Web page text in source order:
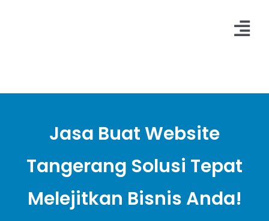
PORTFOLIO
ARTIKEL
HUBUNGI KAMI
Jasa Buat Website
Tangerang Solusi Tepat
Melejitkan Bisnis Anda!